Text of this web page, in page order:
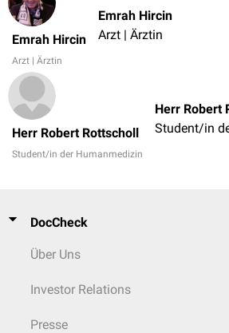
Emrah Hircin
Arzt | Ärztin
Emrah Hircin
Arzt | Ärztin
Herr Robert Rottscholl
Student/in der Humanmedizin
DocCheck
Über Uns
Investor Relations
Presse